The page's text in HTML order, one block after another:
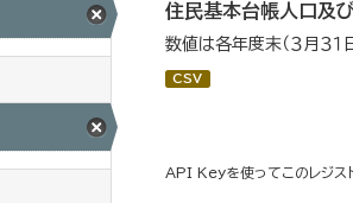
住民基本台帳人口及
数値は各年度末（３月３
CSV
API Keyを使ってこのレジス